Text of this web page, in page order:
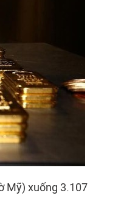
Mỹ) xuống 3.107